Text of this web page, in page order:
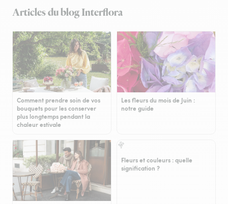
Articles du blog Interflora
Comment prendre soin de vos
bouquets pour les conserver
plus longtemps pendant la
chaleur estivale
Les fleurs du mois de Juin :
notre guide
Fleurs et couleurs : quelle
signification ?